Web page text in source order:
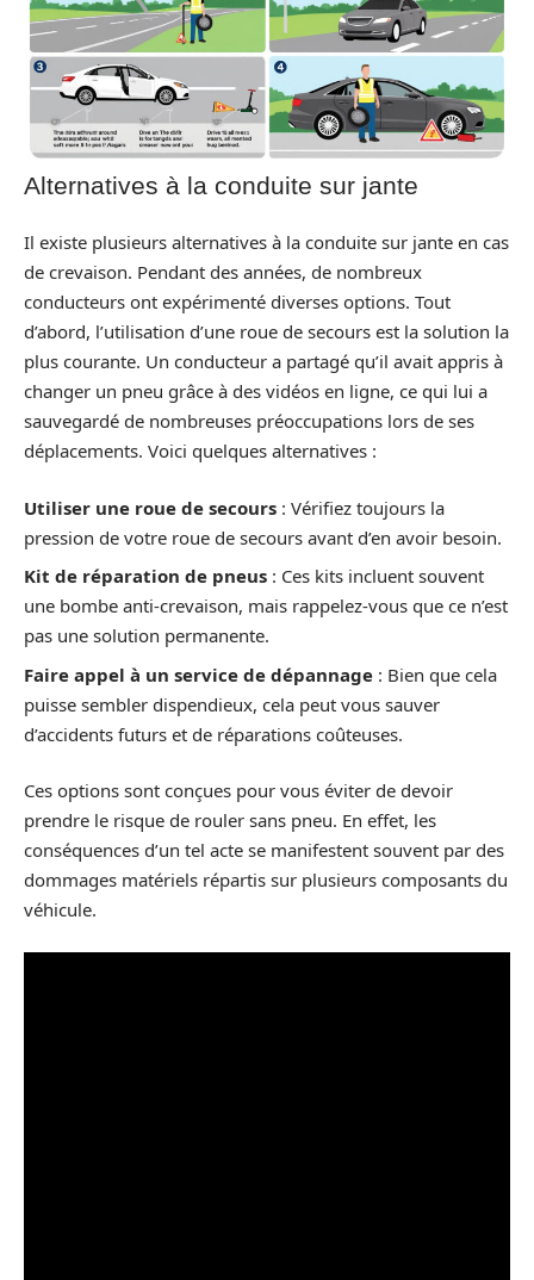
Alternatives à la conduite sur jante
Il existe plusieurs alternatives à la conduite sur jante en cas
de crevaison. Pendant des années, de nombreux
conducteurs ont expérimenté diverses options. Tout
d’abord, l’utilisation d’une roue de secours est la solution la
plus courante. Un conducteur a partagé qu’il avait appris à
changer un pneu grâce à des vidéos en ligne, ce qui lui a
sauvegardé de nombreuses préoccupations lors de ses
déplacements. Voici quelques alternatives :
Utiliser une roue de secours : Vérifiez toujours la
pression de votre roue de secours avant d’en avoir besoin.
Kit de réparation de pneus : Ces kits incluent souvent
une bombe anti-crevaison, mais rappelez-vous que ce n’est
pas une solution permanente.
Faire appel à un service de dépannage : Bien que cela
puisse sembler dispendieux, cela peut vous sauver
d’accidents futurs et de réparations coûteuses.
Ces options sont conçues pour vous éviter de devoir
prendre le risque de rouler sans pneu. En effet, les
conséquences d’un tel acte se manifestent souvent par des
dommages matériels répartis sur plusieurs composants du
véhicule.